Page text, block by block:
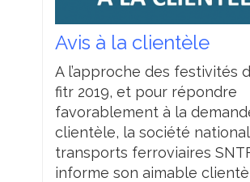
Avis à la clientèle
A l’approche des festivités
fitr 2019, et pour répondre
favorablement à la
clientèle, la société
transports ferroviaires
informe son aimable